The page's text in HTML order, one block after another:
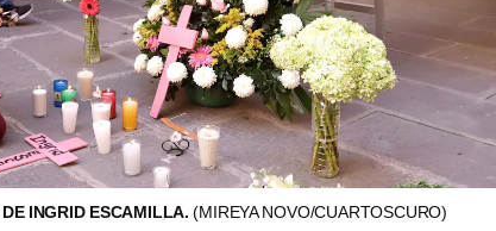
INGRID ESCAMILLA.(MIREYA NOVO/CUARTOSCURO)